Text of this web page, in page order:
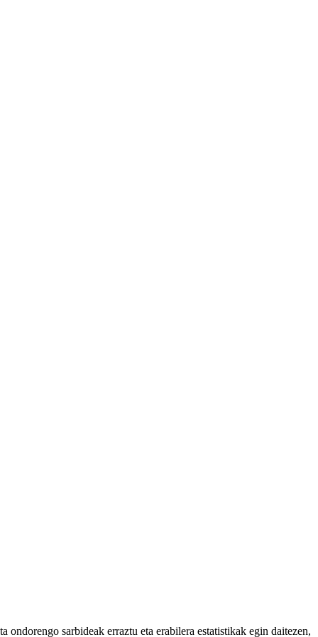
sarbideak erraztu eta erabilera estatistikak egin daitezen,